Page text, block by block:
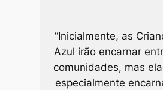
“Inicialmente, as
Azul irão encarnar
comunidades, mas
especialmente